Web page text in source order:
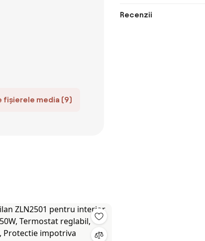
fișierele media (9)
Recenzii